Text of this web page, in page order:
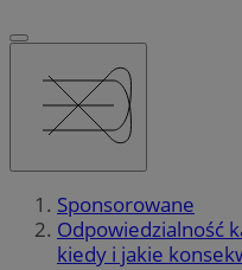
Sponsorowane
Odpowiedzialność
kiedy i jakie